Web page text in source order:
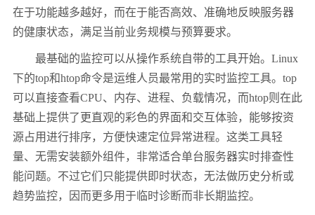
在于功能越多越好，而在于能否高效、准确地反映服务器
的健康状态，满足当前业务规模与预算要求。
最基础的监控可以从操作系统自带的工具开始。Linux
下的top和htop命令是运维人员最常用的实时监控工具。top
可以直接查看CPU、内存、进程、负载情况，而htop则在此
基础上提供了更直观的彩色的界面和交互体验，能够按资
源占用进行排序，方便快速定位异常进程。这类工具轻
量、无需安装额外组件，非常适合单台服务器实时排查性
能问题。不过它们只能提供即时状态，无法做历史分析或
趋势监控，因而更多用于临时诊断而非长期监控。